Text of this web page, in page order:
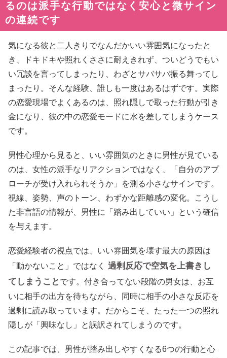
るのは派手な行動ではなく安心と微サイン
の連続です
気になる彼と二人きりでなんだかいい雰囲気になったと
き、ドキドキや照れくささに耐えきれず、ついどうでもい
い冗談を言ってしまったり、わざとサバサバ振る舞ってし
まったり。そんな経験、誰しも一度はあるはずです。実際
の恋愛現場でよくあるのは、照れ隠しで取った行動が引き
金になり、彼の中の恋愛モードに水を差してしまうケース
です。
男性心理から見ると、いい雰囲気のときに男性が見ている
のは、女性の派手なリアクションではなく、「自分のアプ
ローチが受け入れられそうか」を測る小さなサインです。
視線、姿勢、声のトーン、わずかな距離感の変化。こうし
た非言語の情報が、男性に「踏み出していい」という確信
を与えます。
恋愛経験者の視点では、いい雰囲気を壊す最大の原因は
「動かないこと」ではなく
過剰反応で空気を上書きし
てしまうこと です。付き合ってない段階の男女は、お互
いに相手の出方を待ちながら、同時に相手の小さな反応を
過剰に読み取っています。だからこそ、たった一つの照れ
隠しが「興味なし」と誤訳されてしまうのです。
この記事では、男性が踏み出しやすくなる6つの行動と心